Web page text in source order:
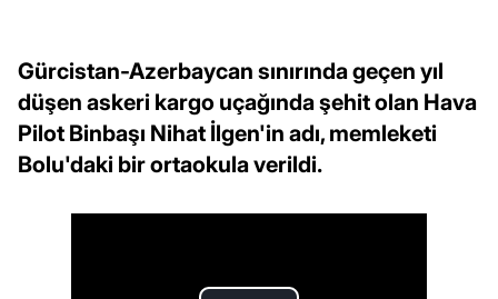
Gürcistan-Azerbaycan sınırında geçen yıl
düşen askeri kargo uçağında şehit olan Hava
Pilot Binbaşı Nihat İlgen'in adı, memleketi
Bolu'daki bir ortaokula verildi.